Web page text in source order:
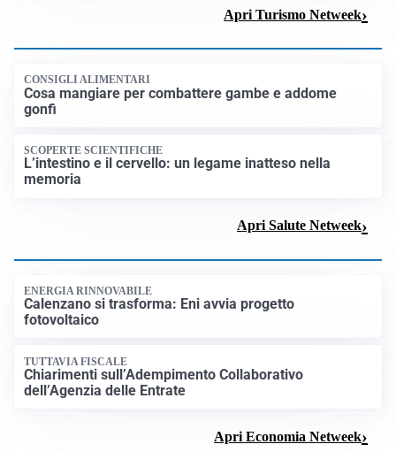
Apri Turismo Netweek
CONSIGLI ALIMENTARI
Cosa mangiare per combattere gambe e addome
gonfi
SCOPERTE SCIENTIFICHE
L’intestino e il cervello: un legame inatteso nella
memoria
Apri Salute Netweek
ENERGIA RINNOVABILE
Calenzano si trasforma: Eni avvia progetto
fotovoltaico
TUTTAVIA FISCALE
Chiarimenti sull’Adempimento Collaborativo
dell’Agenzia delle Entrate
Apri Economia Netweek